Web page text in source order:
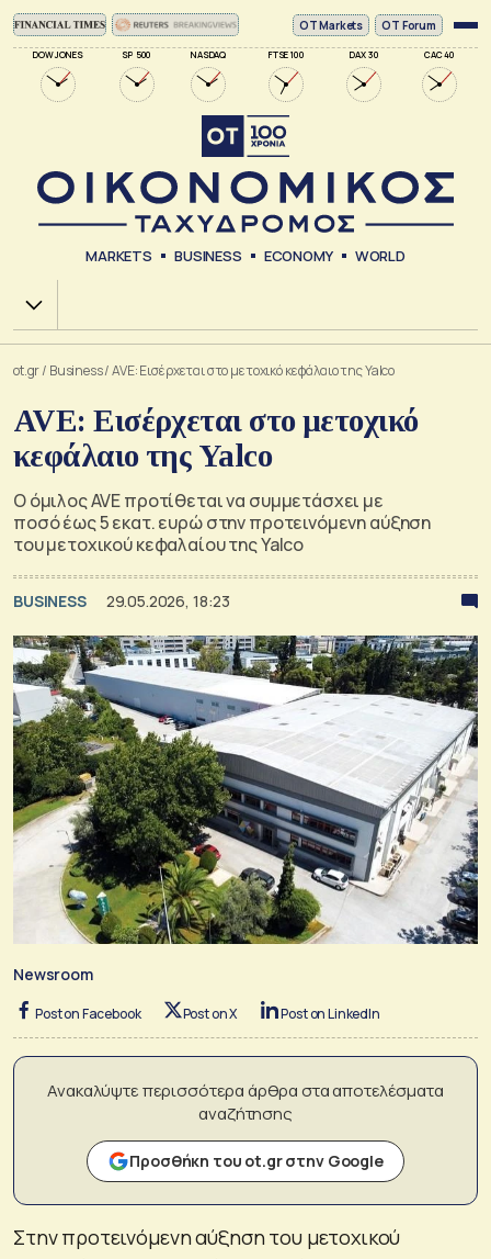
DOW JONES SP 500 NASDAQ FTSE 100 DAX 30 CAC 40
ΟΤ Markets OT Forum
MARKETS BUSINESS ECONOMY WORLD
Χ.Α.
ot.gr/ Business/AVE: Εισέρχεται στο μετοχικό κεφάλαιο της Yalco
AVE: Εισέρχεται στο μετοχικό
κεφάλαιο της Yalco
O όμιλος AVE προτίθεται να συμμετάσχει με
ποσό έως 5 εκατ. ευρώ στην προτεινόμενη αύξηση
του μετοχικού κεφαλαίου της Yalco
BUSINESS 29.05.2026, 18:23
Newsroom
Post on Facebook Post on X Post on LinkedIn
Ανακαλύψτε περισσότερα άρθρα στα αποτελέσματα
αναζήτησης
Προσθήκη του ot.gr στην Google
Στην προτεινόμενη αύξηση του μετοχικού